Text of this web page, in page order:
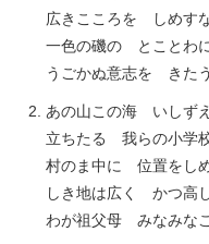
広きこころを しめす
一色の磯の とことわ
うごかぬ意志を きた
あの山この海 いしず
立ちたる 我らの小学
村のま中に 位置をし
しき地は広く かつ高
わが祖父母 みなみな